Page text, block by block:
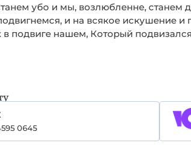
убо и мы, возлюбленне, станем
и на всякое искушение
подвиге нашем, Который
0645